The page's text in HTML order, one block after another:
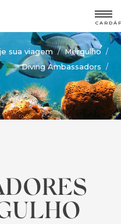
sua viagem / Mergulho /
Diving Ambassadors /